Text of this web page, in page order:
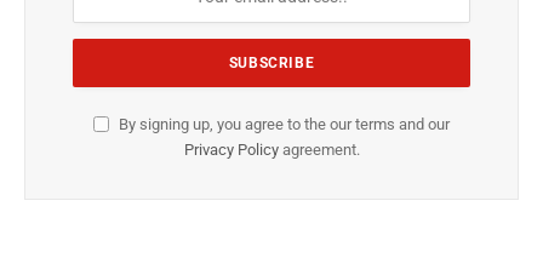
By signing up, you agree to the our terms and our
Privacy Policyagreement.